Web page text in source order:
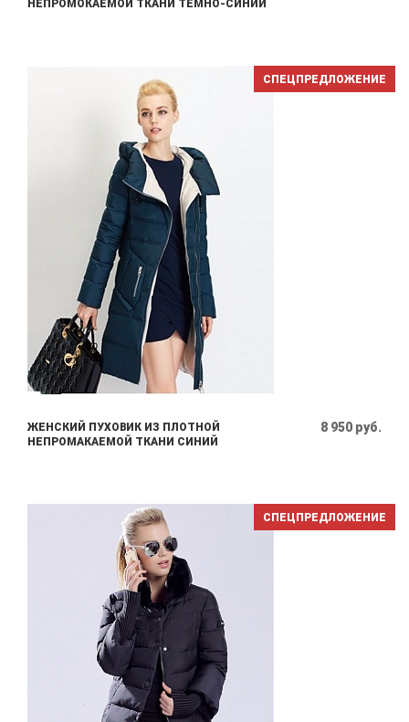
НЕПРОМОКАЕМОЙ ТКАНИ ТЕМНО-СИНИЙ
СПЕЦПРЕДЛОЖЕНИЕ
ЖЕНСКИЙ ПУХОВИК ИЗ ПЛОТНОЙ
НЕПРОМАКАЕМОЙ ТКАНИ СИНИЙ
8 950 руб.
СПЕЦПРЕДЛОЖЕНИЕ